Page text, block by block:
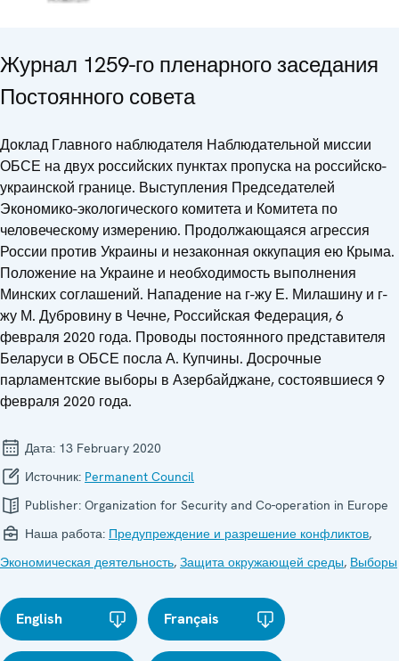
Журнал 1259-го пленарного заседания
Постоянного совета
Доклад Главного наблюдателя Наблюдательной миссии
ОБСЕ на двух российских пунктах пропуска на российско-
украинской границе. Выступления Председателей
Экономико-экологического комитета и Комитета по
человеческому измерению. Продолжающаяся агрессия
России против Украины и незаконная оккупация ею Крыма.
Положение на Украине и необходимость выполнения
Минских соглашений. Нападение на г-жу Е. Милашину и г-
жу М. Дубровину в Чечне, Российская Федерация, 6
февраля 2020 года. Проводы постоянного представителя
Беларуси в ОБСЕ посла А. Купчины. Досрочные
парламентские выборы в Азербайджане, состоявшиеся 9
февраля 2020 года.
Дата: 13 February 2020
Источник: Permanent Council
Publisher: Organization for Security and Co-operation in Europe
Наша работа: Предупреждение и разрешение конфликтов,
Экономическая деятельность, Защита окружающей среды, Выборы
English Français